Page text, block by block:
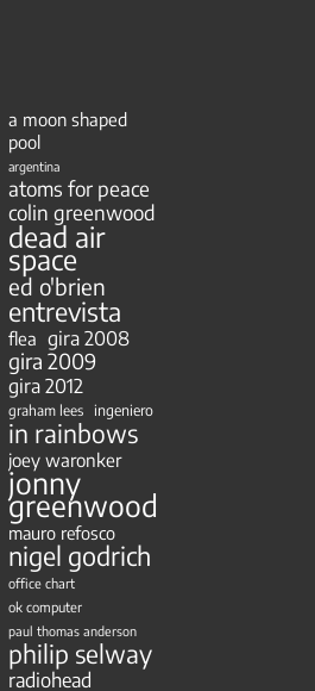
a moon shaped
pool
argentina
atoms for peace
colin greenwood
dead air
space
ed o'brien
entrevista
flea gira 2008
gira 2009
gira 2012
graham lees ingeniero
in rainbows
joey waronker
jonny
greenwood
mauro refosco
nigel godrich
office chart
ok computer
paul thomas anderson
philip selway
radiohead